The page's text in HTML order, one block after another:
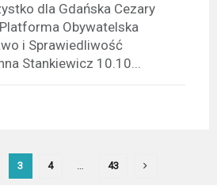
dla Gdańska Cezary
Obywatelska
i Sprawiedliwość
Stankiewicz 10.10...
3 4 43